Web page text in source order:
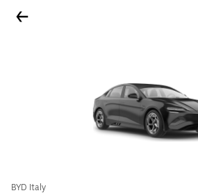
BYD Italy